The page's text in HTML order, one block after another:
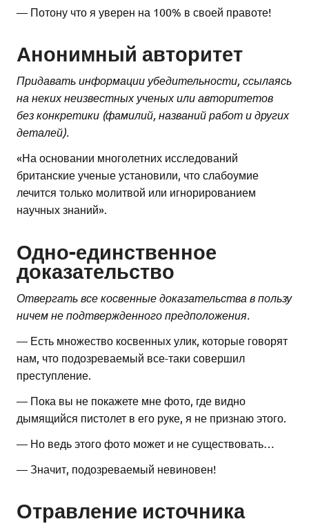
— Потону что я уверен на 100% в своей правоте!
Анонимный авторитет
Придавать информации убедительности, ссылаясь
на неких неизвестных ученых или авторитетов
без конкретики (фамилий, названий работ и других
деталей).
«На основании многолетних исследований
британские ученые установили, что слабоумие
лечится только молитвой или игнорированием
научных знаний».
Одно-единственное
доказательство
Отвергать все косвенные доказательства в пользу
ничем не подтвержденного предположения.
— Есть множество косвенных улик, которые говорят
нам, что подозреваемый все-таки совершил
преступление.
— Пока вы не покажете мне фото, где видно
дымящийся пистолет в его руке, я не признаю этого.
— Но ведь этого фото может и не существовать…
— Значит, подозреваемый невиновен!
Отравление источника